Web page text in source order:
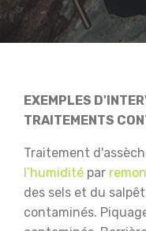
EXEMPLES
TRAITEMENTS
Traitement
l’humidité par
des sels et du
contaminés.